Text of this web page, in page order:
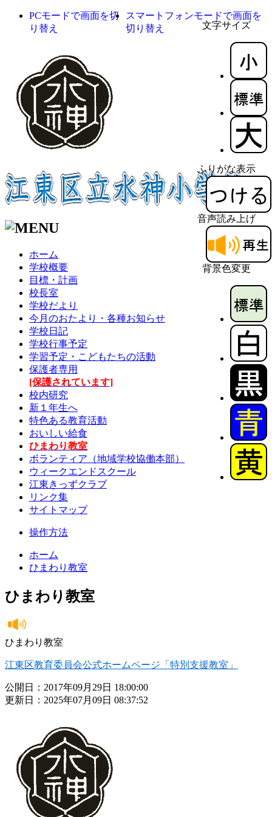
文字サイズ
ふりがな表示
音声読み上げ
背景色変更
PCモードで画面を切
り替え
スマートフォンモードで画面を
切り替え
ホーム
学校概要
目標・計画
校長室
学校だより
今月のおたより・各種お知らせ
学校日記
学校行事予定
学習予定・こどもたちの活動
保護者専用
[保護されています]
校内研究
新１年生へ
特色ある教育活動
おいしい給食
ひまわり教室
ボランティア（地域学校協働本部）
ウィークエンドスクール
江東きっずクラブ
リンク集
サイトマップ
操作方法
ホーム
ひまわり教室
ひまわり教室
ひまわり教室
江東区教育委員会公式ホームページ「特別支援教室」
公開日：2017年09月29日 18:00:00
更新日：2025年07月09日 08:37:52